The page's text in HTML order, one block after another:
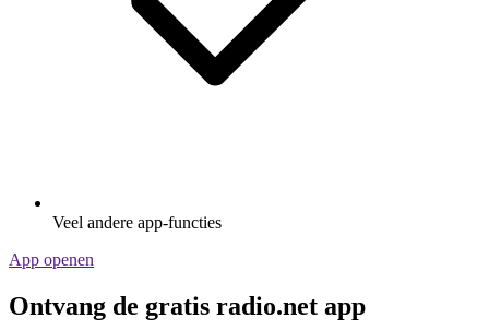
Veel andere app-functies
App openen
Ontvang de gratis radio.net app